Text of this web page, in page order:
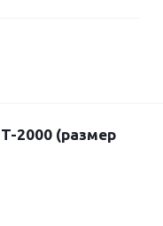
2000 (размер